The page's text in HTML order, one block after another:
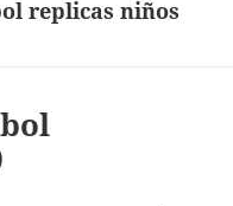
replicas niños